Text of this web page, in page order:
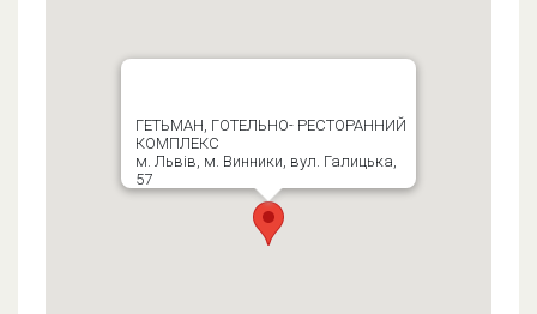
ГЕТЬМАН, ГОТЕЛЬНО- РЕСТОРАННИЙ
КОМПЛЕКС
м. Львів, м. Винники, вул. Галицька,
57